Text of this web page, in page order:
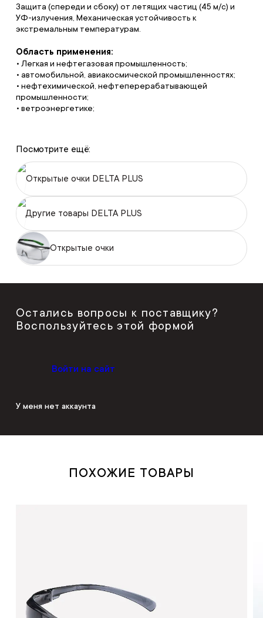
Защита (спереди и сбоку) от летящих частиц (45 м/с) и
УФ-излучения, Механическая устойчивость к
экстремальным температурам.
Область применения:
• Легкая и нефтегазовая промышленность;
• автомобильной, авиакосмической промышленностях;
• нефтехимической, нефтеперерабатывающей
промышленности;
• ветроэнергетике;
Посмотрите ещё:
Открытые очки DELTA PLUS
Другие товары DELTA PLUS
Открытые очки
Остались вопросы к поставщику?
Воспользуйтесь этой формой
Войти на сайт
У меня нет аккаунта
ПОХОЖИЕ ТОВАРЫ